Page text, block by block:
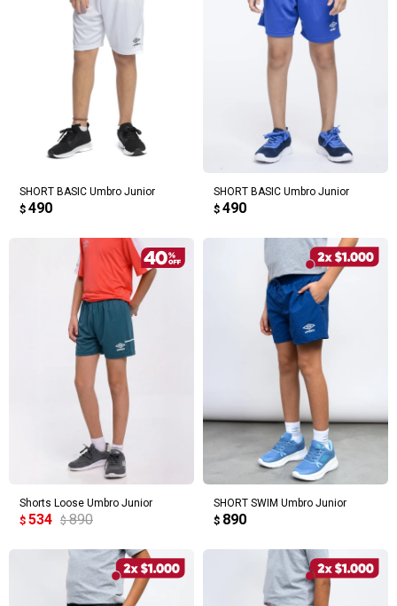
SHORT BASIC Umbro Junior
$ 490
SHORT BASIC Umbro Junior
$ 490
Shorts Loose Umbro Junior
$ 534 $ 890
SHORT SWIM Umbro Junior
$ 890